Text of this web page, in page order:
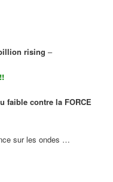
rising –
faible contre la FORCE
sur les ondes …